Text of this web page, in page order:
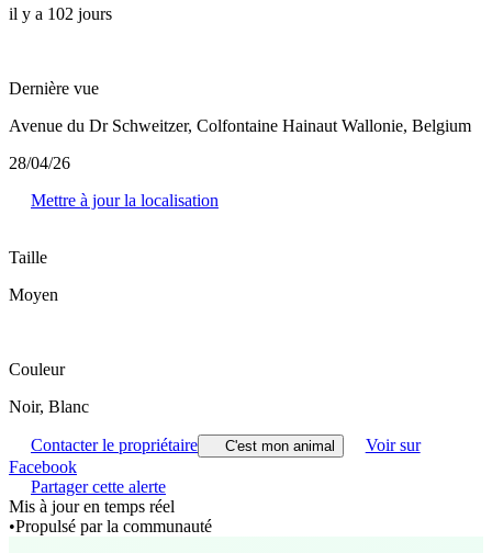
il y a 102 jours
Dernière vue
Avenue du Dr Schweitzer, Colfontaine Hainaut Wallonie, Belgium
28/04/26
Mettre à jour la localisation
Taille
Moyen
Couleur
Noir, Blanc
Contacter le propriétaire C'est mon animal
Voir sur
Facebook
Partager cette alerte
Mis à jour en temps réel
•Propulsé par la communauté